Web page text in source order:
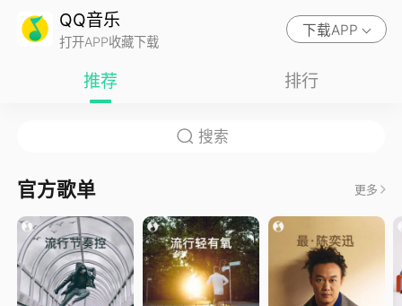
QQ音乐
打开APP收藏下载
下载APP
推荐 排行
官方歌单 更多